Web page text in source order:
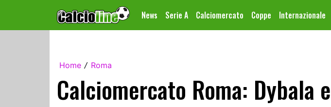
News Serie A Calciomercato Coppe Internazionale
Home / Roma
Calciomercato Roma: Dybala